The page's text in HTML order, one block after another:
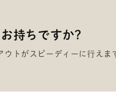
持ちですか?
ウトがスピーディーに行えま